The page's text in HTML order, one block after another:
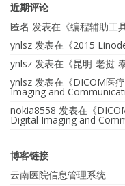
近期评论
匿名 发表在《编程辅助工
ynlsz 发表在《2015
ynlsz 发表在《昆明-老挝-
ynlsz 发表在《DICOM医
Imaging and
nokia8558 发表在《
Digital Imaging and
博客链接
云南医院信息管理系统